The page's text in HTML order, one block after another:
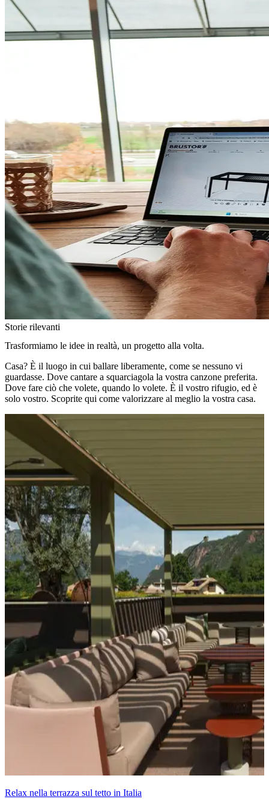
Storie rilevanti
Trasformiamo le idee in realtà, un progetto alla volta.
Casa? È il luogo in cui ballare liberamente, come se nessuno vi
guardasse. Dove cantare a squarciagola la vostra canzone preferita.
Dove fare ciò che volete, quando lo volete. È il vostro rifugio, ed è
solo vostro. Scoprite qui come valorizzare al meglio la vostra casa.
Relax nella terrazza sul tetto in Italia
Maggiori informazioni
, ricevi una consulenza personalizzata,
un'ampia selezione e la qualità Brustor su misura.
Contatta direttamente il tuo rivenditore Brustor locale